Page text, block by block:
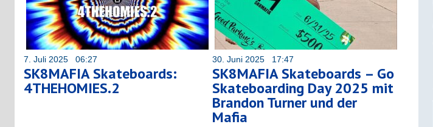
7. Juli 2025 06:27
SK8MAFIA Skateboards:
4THEHOMIES.2
30. Juni 2025 17:47
SK8MAFIA Skateboards – Go
Skateboarding Day 2025 mit
Brandon Turner und der
Mafia